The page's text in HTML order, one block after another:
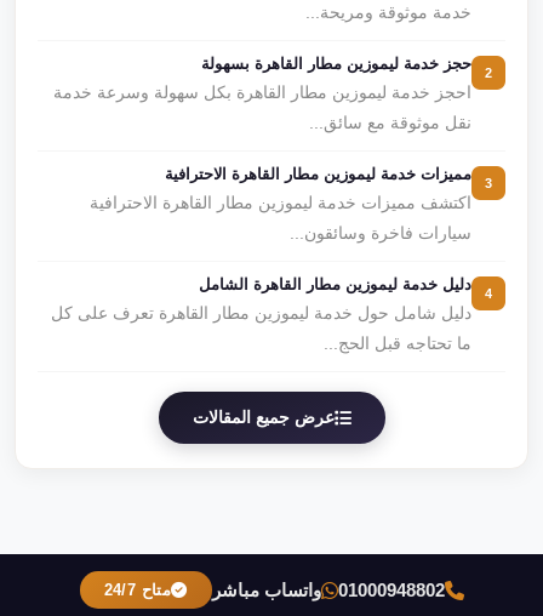
خدمة موثوقة ومريحة...
حجز خدمة ليموزين مطار القاهرة بسهولة
احجز خدمة ليموزين مطار القاهرة بكل سهولة وسرعة خدمة
نقل موثوقة مع سائق...
مميزات خدمة ليموزين مطار القاهرة الاحترافية
اكتشف مميزات خدمة ليموزين مطار القاهرة الاحترافية
سيارات فاخرة وسائقون...
دليل خدمة ليموزين مطار القاهرة الشامل
دليل شامل حول خدمة ليموزين مطار القاهرة تعرف على كل
ما تحتاجه قبل الحج...
عرض جميع المقالات
01000948802 واتساب مباشر متاح 24/7